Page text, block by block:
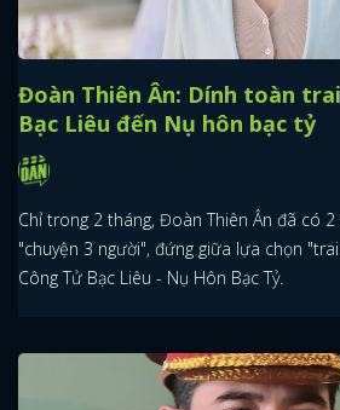
Đoàn Thiên Ân: Dính toàn
Bạc Liêu đến Nụ hôn bạc tỷ
Chỉ trong 2 tháng, Đoàn Thiên Ân đã có
"chuyện 3 người", đứng giữa lựa chọn
Công Tử Bạc Liêu - Nụ Hôn Bạc Tỷ.